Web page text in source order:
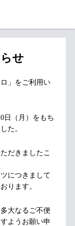
せ
」をご利用い
日（月）をもち
た。
だきましたこ
につきまして
ります。
大なるご不便
ようお願い申